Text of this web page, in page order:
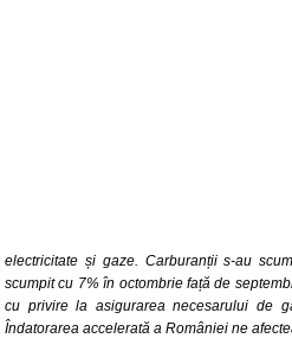
electricitate și gaze. Carburanții s-au
scumpit cu 7% în octombrie față de
cu privire la asigurarea necesarului de
Îndatorarea accelerată a României ne